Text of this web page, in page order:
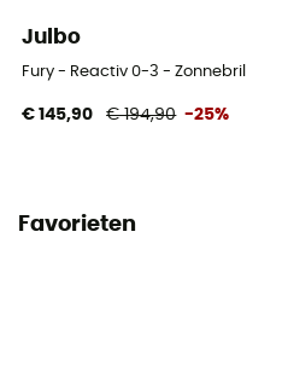
Julbo
Fury - Reactiv 0-3 - Zonnebril
€ 145,90 € 194,90 -25%
Favorieten